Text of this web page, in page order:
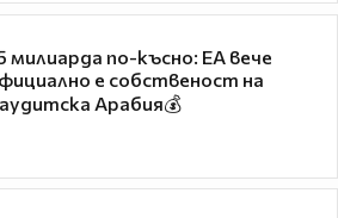
милиарда по-късно: EA вече
е собственост на
Арабия💰